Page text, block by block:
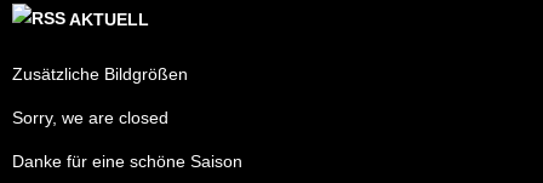
AKTUELL
Zusätzliche Bildgrößen
Sorry, we are closed
Danke für eine schöne Saison